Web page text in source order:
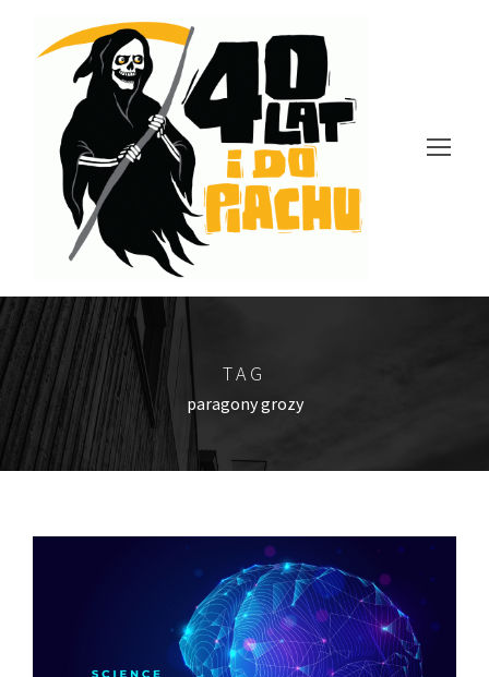
TAG
paragony grozy